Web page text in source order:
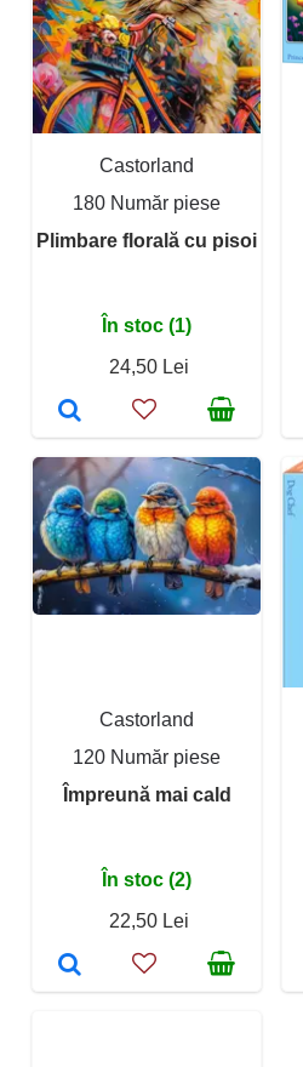
Castorland
180 Număr piese
Plimbare florală cu pisoi
În stoc (1)
24,50 Lei
Castorland
120 Număr piese
Împreună mai cald
În stoc (2)
22,50 Lei